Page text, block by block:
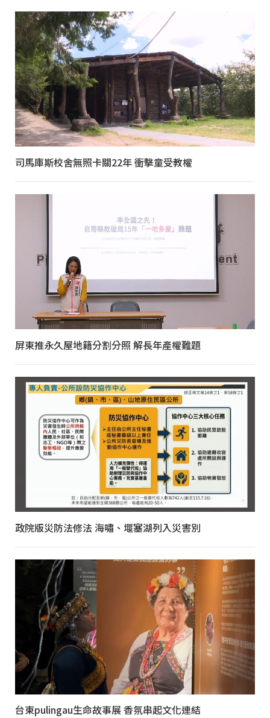
司馬庫斯校舍無照卡關22年 衝擊童受教權
屏東推永久屋地籍分割分照 解長年產權難題
政院版災防法修法 海嘯、堰塞湖列入災害別
台東pulingau生命故事展 香氛串起文化連結